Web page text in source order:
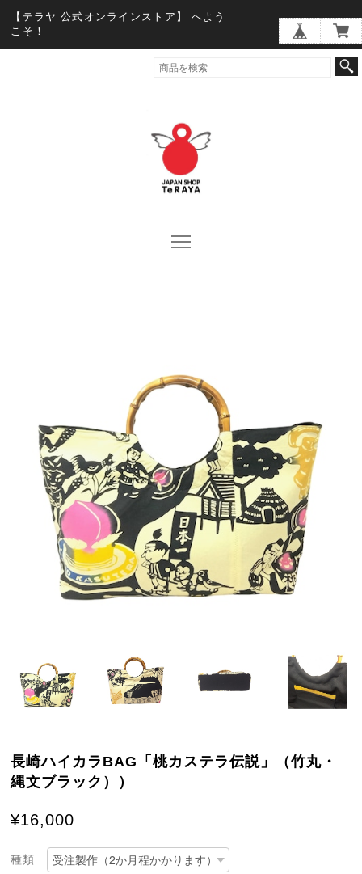
【テラヤ 公式オンラインストア】 へよう
こそ！
長崎ハイカラBAG「桃カステラ伝説」（竹丸・
縄文ブラック））
¥16,000
種類